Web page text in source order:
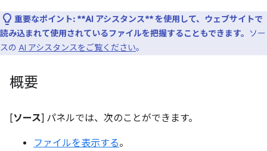
重要なポイント: **AI アシスタンス** を使用して、ウェブサイトで
読み込まれて使用されているファイルを把握することもできます。
ソー
スの AI アシスタンスをご覧ください。
概要
[ソース] パネルでは、次のことができます。
ファイルを表示する。